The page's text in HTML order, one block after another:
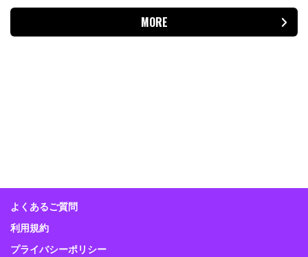
MORE
よくあるご質問
利用規約
プライバシーポリシー